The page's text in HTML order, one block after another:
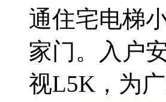
通住宅电梯
家门。入户
视L5K，为